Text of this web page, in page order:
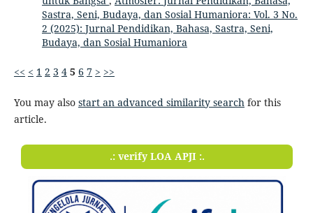
Sastra, Seni, Budaya, dan Sosial Humaniora: Vol. 3 No.
2 (2025): Jurnal Pendidikan, Bahasa, Sastra, Seni,
Budaya, dan Sosial Humaniora
<< < 1 2 3 4 5 6 7 > >>
You may also start an advanced similarity search for this
article.
.: verify LOA APJI :.